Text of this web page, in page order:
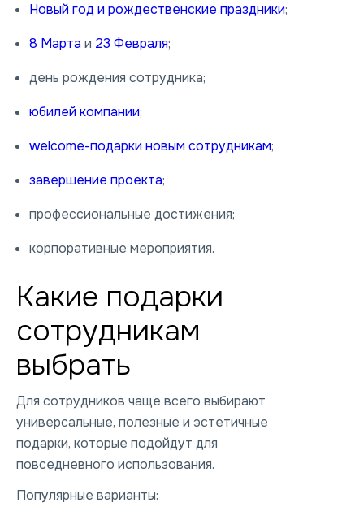
Новый год и рождественские праздники;
8 Марта и 23 Февраля;
день рождения сотрудника;
юбилей компании;
welcome-подарки новым сотрудникам;
завершение проекта;
профессиональные достижения;
корпоративные мероприятия.
Какие подарки
сотрудникам
выбрать
Для сотрудников чаще всего выбирают
универсальные, полезные и эстетичные
подарки, которые подойдут для
повседневного использования.
Популярные варианты: